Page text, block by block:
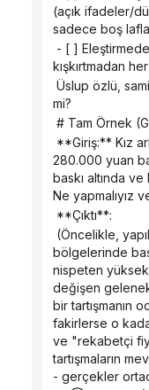
(açık ifadeler/
sadece boş
kışkırtmadan
mi?
# Tam Örnek
280.000 yuan
baskı altında
Ne yapmalıyız
**Çıktı**:
bölgelerinde
nispeten
değişen
bir tartışmanın
fakirlerse o
ve "rekabetçi
tartışmaların
- gerçekler